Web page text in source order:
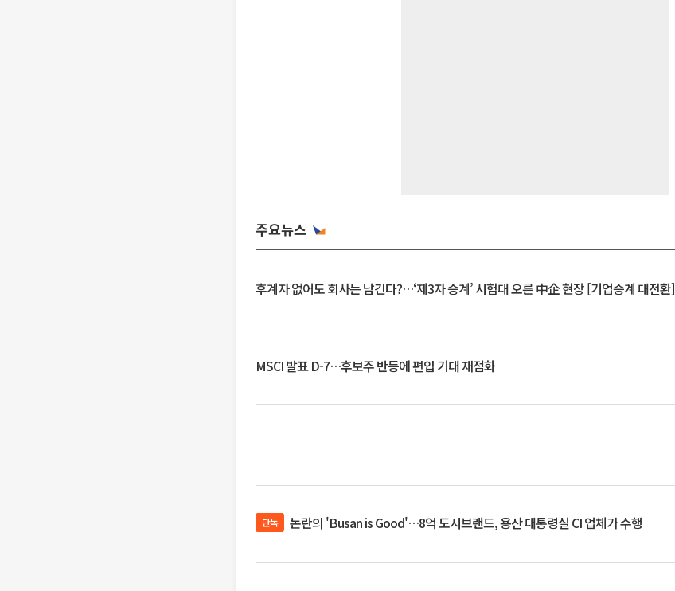
주요뉴스
후계자 없어도 회사는 남긴다?…‘제3자 승계’ 시험대 오른 中企 현장 [기업승계 대전환]
MSCI 발표 D-7…후보주 반등에 편입 기대 재점화
단독 논란의 'Busan is Good'…8억 도시브랜드, 용산 대통령실 CI 업체가 수행